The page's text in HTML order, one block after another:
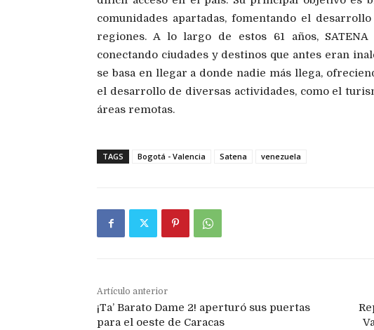
comunidades apartadas, fomentando el
regiones. A lo largo de estos 61 años,
conectando ciudades y destinos que antes eran
se basa en llegar a donde nadie más llega,
el desarrollo de diversas actividades, como el
áreas remotas.
TAGS Bogotá - Valencia Satena venezuela
Artículo anterior
¡Ta’ Barato Dame 2! aperturó sus puertas
para el oeste de Caracas